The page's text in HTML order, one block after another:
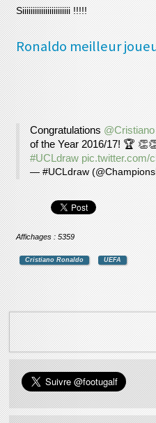
Siiiiiiiiiiiiiiiiiiiiiii !!!!!
Ronaldo meilleur
Congratulations @Cristiano
of the Year 2016/17! 🏆
#UCLdraw pic.twitter.com/
— #UCLdraw
Affichages : 5359
Cristiano Ronaldo UEFA